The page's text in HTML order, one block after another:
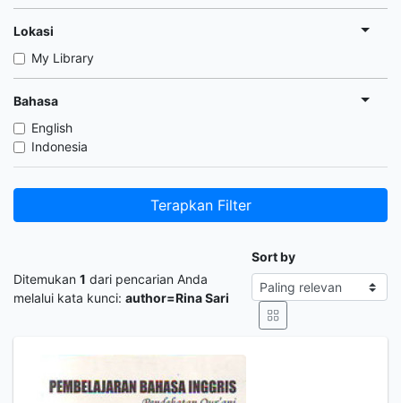
Lokasi
My Library
Bahasa
English
Indonesia
Terapkan Filter
Ditemukan 1 dari pencarian Anda
melalui kata kunci: author=Rina Sari
Sort by